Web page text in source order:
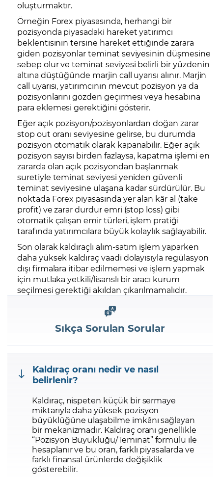
oluşturmaktır.
Örneğin Forex piyasasında, herhangi bir
pozisyonda piyasadaki hareket yatırımcı
beklentisinin tersine hareket ettiğinde zarara
giden pozisyonlar teminat seviyesinin düşmesine
sebep olur ve teminat seviyesi belirli bir yüzdenin
altına düştüğünde marjin call uyarısı alınır. Marjin
call uyarısı, yatırımcının mevcut pozisyon ya da
pozisyonlarını gözden geçirmesi veya hesabına
para eklemesi gerektiğini gösterir.
Eğer açık pozisyon/pozisyonlardan doğan zarar
stop out oranı seviyesine gelirse, bu durumda
pozisyon otomatik olarak kapanabilir. Eğer açık
pozisyon sayısı birden fazlaysa, kapatma işlemi en
zararda olan açık pozisyondan başlanmak
suretiyle teminat seviyesi yeniden güvenli
teminat seviyesine ulaşana kadar sürdürülür. Bu
noktada Forex piyasasında yer alan kâr al (take
profit) ve zarar durdur emri (stop loss) gibi
otomatik çalışan emir türleri, işlem pratiği
tarafında yatırımcılara büyük kolaylık sağlayabilir.
Son olarak kaldıraçlı alım-satım işlem yaparken
daha yüksek kaldıraç vaadi dolayısıyla regülasyon
dışı firmalara itibar edilmemesi ve işlem yapmak
için mutlaka yetkili/lisanslı bir aracı kurum
seçilmesi gerektiği akıldan çıkarılmamalıdır.
Sıkça Sorulan Sorular
Kaldıraç oranı nedir ve nasıl
belirlenir?
Kaldıraç, nispeten küçük bir sermaye
miktarıyla daha yüksek pozisyon
büyüklüğüne ulaşabilme imkânı sağlayan
bir mekanizmadır. Kaldıraç oranı genellikle
“Pozisyon Büyüklüğü/Teminat” formülü ile
hesaplanır ve bu oran, farklı piyasalarda ve
farklı finansal ürünlerde değişiklik
gösterebilir.